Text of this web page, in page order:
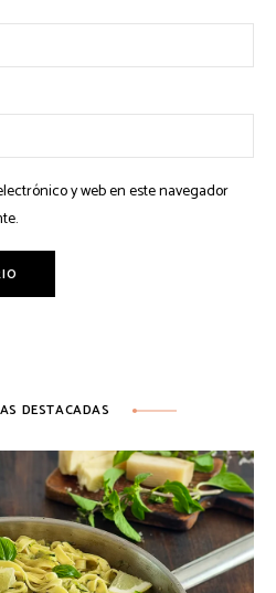
y web en este navegador
DESTACADAS